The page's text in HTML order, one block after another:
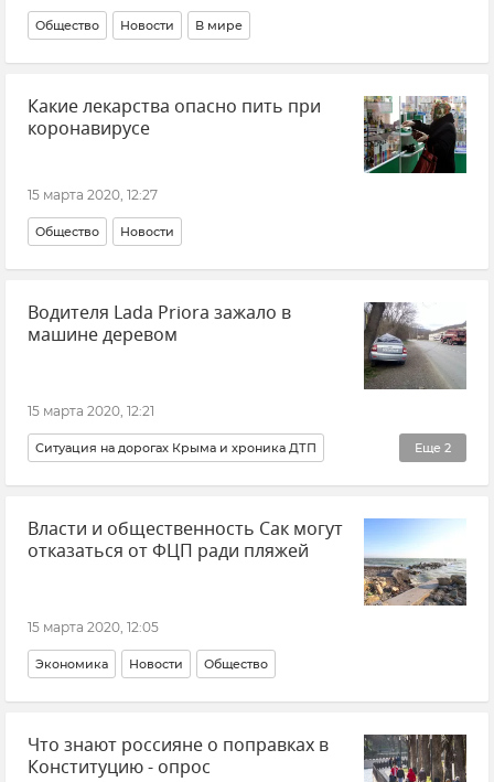
Общество Новости В мире
Какие лекарства опасно пить при
коронавирусе
15 марта 2020, 12:27
Общество Новости
Водителя Lada Priora зажало в
машине деревом
15 марта 2020, 12:21
Еще 2
Ситуация на дорогах Крыма и хроника ДТП
Происшествия Новости
Власти и общественность Сак могут
отказаться от ФЦП ради пляжей
15 марта 2020, 12:05
Экономика Новости Общество
Что знают россияне о поправках в
Конституцию - опрос